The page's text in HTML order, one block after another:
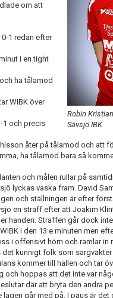
Robin
Sävsjö IBK
om att
1 redan efter
i en tight
ha tålamod
WIBK över
1 och precis
åter på tålamod och att
ha tålamod bara så
och målen rullar på
lyckas vaska fram. David
och ställningen är efter
en straff efter att Joakim
handen. Straffen går dock
i den 13:e minuten men
i offensivt hörn och ramlar in
kunnigt folk som
kommer till hallen och tar
och hoppas att det inte var
där att bryta den andra
går med på. I paus är det